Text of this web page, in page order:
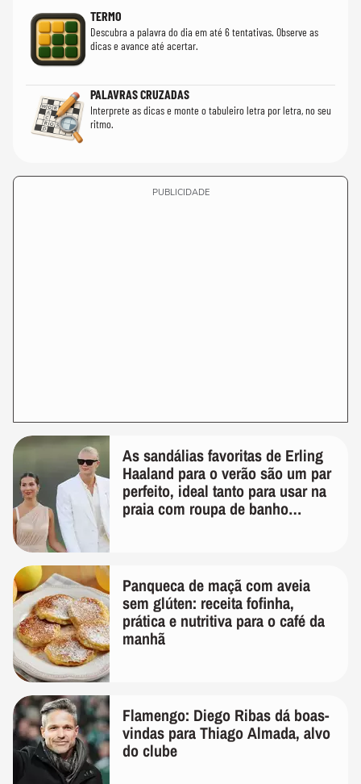
TERMO
Descubra a palavra do dia em até 6 tentativas. Observe as
dicas e avance até acertar.
PALAVRAS CRUZADAS
Interprete as dicas e monte o tabuleiro letra por letra, no seu
ritmo.
PUBLICIDADE
As sandálias favoritas de Erling
Haaland para o verão são um par
perfeito, ideal tanto para usar na
praia com roupa de banho
Panqueca de maçã com aveia
sem glúten: receita fofinha,
prática e nutritiva para o café da
manhã
Flamengo: Diego Ribas dá boas-
vindas para Thiago Almada, alvo
do clube